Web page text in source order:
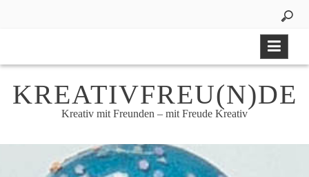
KREATIVFREU(N)DE
Kreativ mit Freunden – mit Freude Kreativ